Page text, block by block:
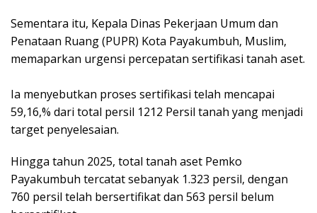
‎Sementara itu, Kepala Dinas Pekerjaan Umum dan
Penataan Ruang (PUPR) Kota Payakumbuh, Muslim,
memaparkan urgensi percepatan sertifikasi tanah aset.
‎Ia menyebutkan proses sertifikasi telah mencapai
59,16,% dari total persil 1212 Persil tanah yang menjadi
target penyelesaian.
‎Hingga tahun 2025, total tanah aset Pemko
Payakumbuh tercatat sebanyak 1.323 persil, dengan
760 persil telah bersertifikat dan 563 persil belum